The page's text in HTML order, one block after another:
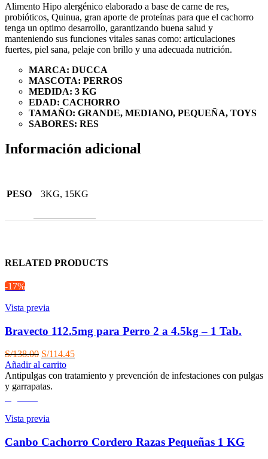
Alimento Hipo alergénico elaborado a base de carne de res,
probióticos, Quinua, gran aporte de proteínas para que el cachorro
tenga un optimo desarrollo, garantizando buena salud y
manteniendo sus funciones vitales sanas como: articulaciones
fuertes, piel sana, pelaje con brillo y una adecuada nutrición.
MARCA: DUCCA
MASCOTA: PERROS
MEDIDA: 3 KG
EDAD: CACHORRO
TAMAÑO: GRANDE, MEDIANO, PEQUEÑA, TOYS
SABORES: RES
Información adicional
PESO 3KG, 15KG
RELATED PRODUCTS
-17%
Vista previa
Bravecto 112.5mg para Perro 2 a 4.5kg – 1 Tab.
S/138.00 El
precio
original
era:
S/114.45El
actual
Añadir al carrito
Antipulgas con tratamiento y prevención de infestaciones con pulgas
y garrapatas.
Vista previa
Canbo Cachorro Cordero Razas Pequeñas 1 KG